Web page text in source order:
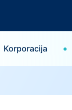
Korporacija •